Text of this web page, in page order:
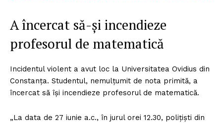
A încercat să-și incendieze
profesorul de matematică
Incidentul violent a avut loc la Universitatea Ovidius din
Constanța. Studentul, nemulțumit de nota primită, a
încercat să își incendieze profesorul de matematică.
„La data de 27 iunie a.c., în jurul orei 12.30, polițiști din